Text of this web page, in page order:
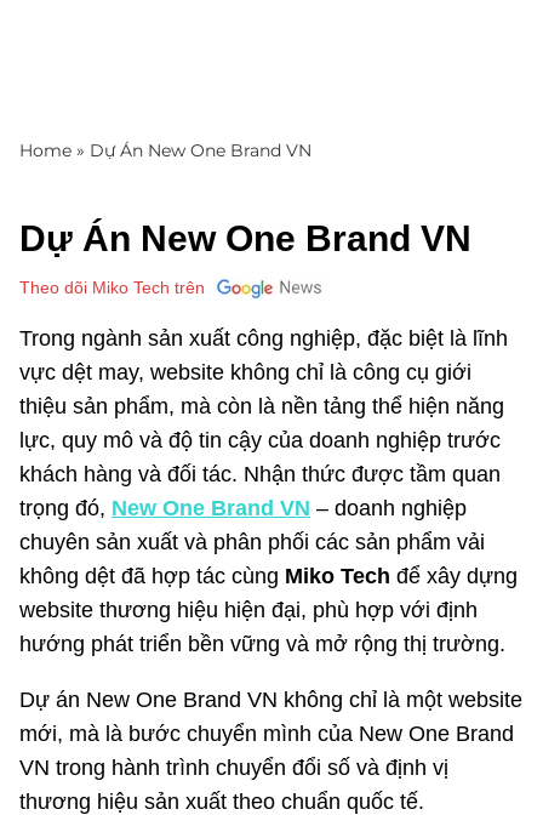
Home » Dự Án New One Brand VN
Dự Án New One Brand VN
Theo dõi Miko Tech trên
Trong ngành sản xuất công nghiệp, đặc biệt là lĩnh
vực dệt may, website không chỉ là công cụ giới
thiệu sản phẩm, mà còn là nền tảng thể hiện năng
lực, quy mô và độ tin cậy của doanh nghiệp trước
khách hàng và đối tác. Nhận thức được tầm quan
trọng đó, New One Brand VN – doanh nghiệp
chuyên sản xuất và phân phối các sản phẩm vải
không dệt đã hợp tác cùng Miko Tech để xây dựng
website thương hiệu hiện đại, phù hợp với định
hướng phát triển bền vững và mở rộng thị trường.
Dự án New One Brand VN không chỉ là một website
mới, mà là bước chuyển mình của New One Brand
VN trong hành trình chuyển đổi số và định vị
thương hiệu sản xuất theo chuẩn quốc tế.